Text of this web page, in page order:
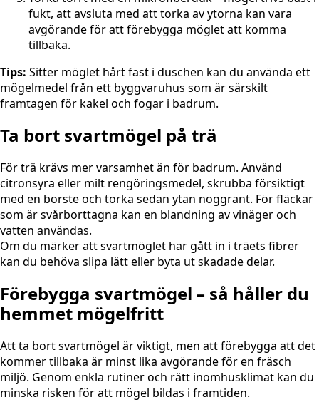
fukt, att avsluta med att torka av ytorna kan vara
avgörande för att förebygga möglet att komma
tillbaka.
Tips: Sitter möglet hårt fast i duschen kan du använda ett
mögelmedel från ett byggvaruhus som är särskilt
framtagen för kakel och fogar i badrum.
Ta bort svartmögel på trä
För trä krävs mer varsamhet än för badrum. Använd
citronsyra eller milt rengöringsmedel, skrubba försiktigt
med en borste och torka sedan ytan noggrant. För fläckar
som är svårborttagna kan en blandning av vinäger och
vatten användas.
Om du märker att svartmöglet har gått in i träets fibrer
kan du behöva slipa lätt eller byta ut skadade delar.
Förebygga svartmögel – så håller du
hemmet mögelfritt
Att ta bort svartmögel är viktigt, men att förebygga att det
kommer tillbaka är minst lika avgörande för en fräsch
miljö. Genom enkla rutiner och rätt inomhusklimat kan du
minska risken för att mögel bildas i framtiden.